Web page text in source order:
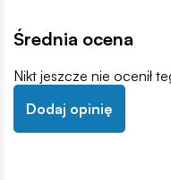
Średnia ocena
Nikt jeszcze nie ocenił
Dodaj opinię